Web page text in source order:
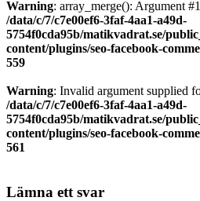
Warning: array_merge(): Argument
/data/c/7/c7e00ef6-3faf-4aa1-a49d-
5754f0cda95b/matikvadrat.se/
content/plugins/seo-facebook-
559
Warning: Invalid argument supplied
/data/c/7/c7e00ef6-3faf-4aa1-a49d-
5754f0cda95b/matikvadrat.se/
content/plugins/seo-facebook-
561
Lämna ett svar